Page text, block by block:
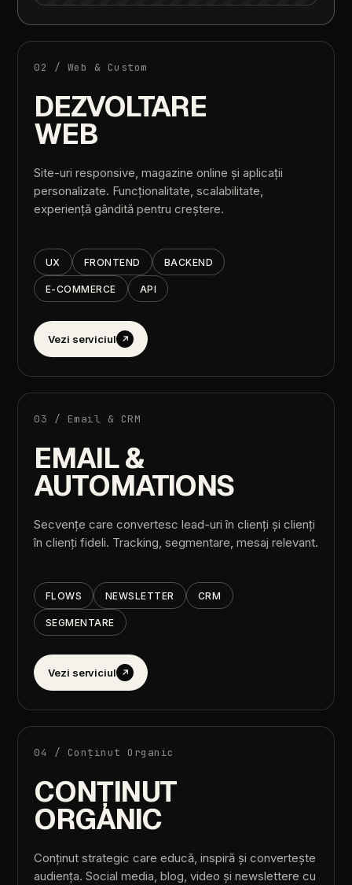
02 / Web & Custom
DEZVOLTARE
WEB
Site-uri responsive, magazine online și aplicații
personalizate. Funcționalitate, scalabilitate,
experiență gândită pentru creștere.
UX FRONTEND BACKEND
E-COMMERCE API
Vezi serviciul ↗
03 / Email & CRM
EMAIL&
AUTOMATIONS
Secvențe care convertesc lead-uri în clienți și clienți
în clienți fideli. Tracking, segmentare, mesaj relevant.
FLOWS NEWSLETTER CRM
SEGMENTARE
Vezi serviciul ↗
04 / Conținut Organic
CONȚINUT
ORGANIC
Conținut strategic care educă, inspiră și convertește
audiența. Social media, blog, video și newslettere cu